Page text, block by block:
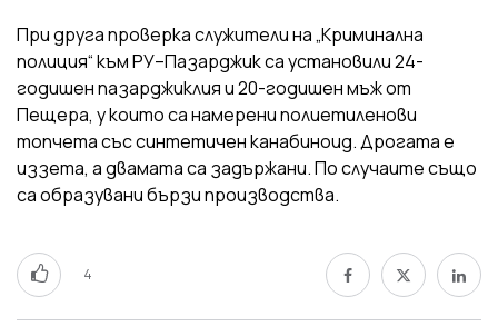
При друга проверка служители на „Криминална
полиция“ към РУ–Пазарджик са установили 24-
годишен пазарджиклия и 20-годишен мъж от
Пещера, у които са намерени полиетиленови
топчета със синтетичен канабиноид. Дрогата е
иззета, а двамата са задържани. По случаите също
са образувани бързи производства.
4